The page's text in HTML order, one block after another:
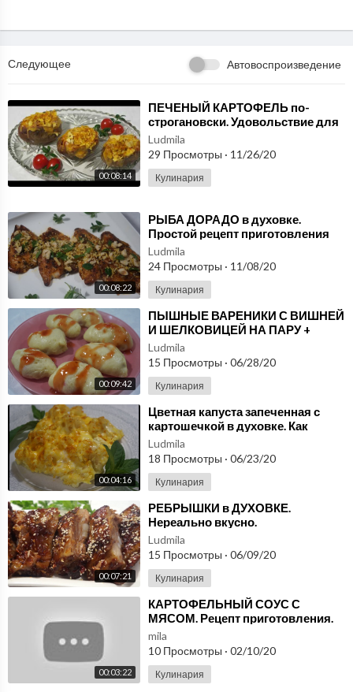
Facebook: https://www.facebook.com/ChefEmelyanenko
ВКонтакте: https://vk.com/chefvasiliyemelyanenko
Rutube: https://rutube.ru/video/person/1269596
Instagram: @vasilytv
Twitter: @vasemel
"Шеф-повар Василий Емельяненко"
Следующее Автовоспроизведение
00:08:14
⁣ПЕЧЕНЫЙ КАРТОФЕЛЬ по-
строгановски. Удовольствие для
гурманов.
Ludmila
29 Просмотры · 11/26/20
Кулинария
00:08:22
⁣РЫБА ДОРАДО в духовке.
Простой рецепт приготовления
Ludmila
24 Просмотры · 11/08/20
Кулинария
00:09:42
⁣ПЫШНЫЕ ВАРЕНИКИ С ВИШНЕЙ
И ШЕЛКОВИЦЕЙ НА ПАРУ +
СОУС
Ludmila
15 Просмотры · 06/28/20
Кулинария
00:04:16
⁣Цветная капуста запеченная с
картошечкой в духовке. Как
вкусно приготовить цветную
капусту?
Ludmila
18 Просмотры · 06/23/20
Кулинария
00:07:21
⁣РЕБРЫШКИ в ДУХОВКЕ.
Нереально вкусно.
Ludmila
15 Просмотры · 06/09/20
Кулинария
00:03:22
⁣КАРТОФЕЛЬНЫЙ СОУС С
МЯСОМ. Рецепт приготовления.
КАК БЫСТРО ПРИГОТОВИТЬ.
mila
10 Просмотры · 02/10/20
Кулинария